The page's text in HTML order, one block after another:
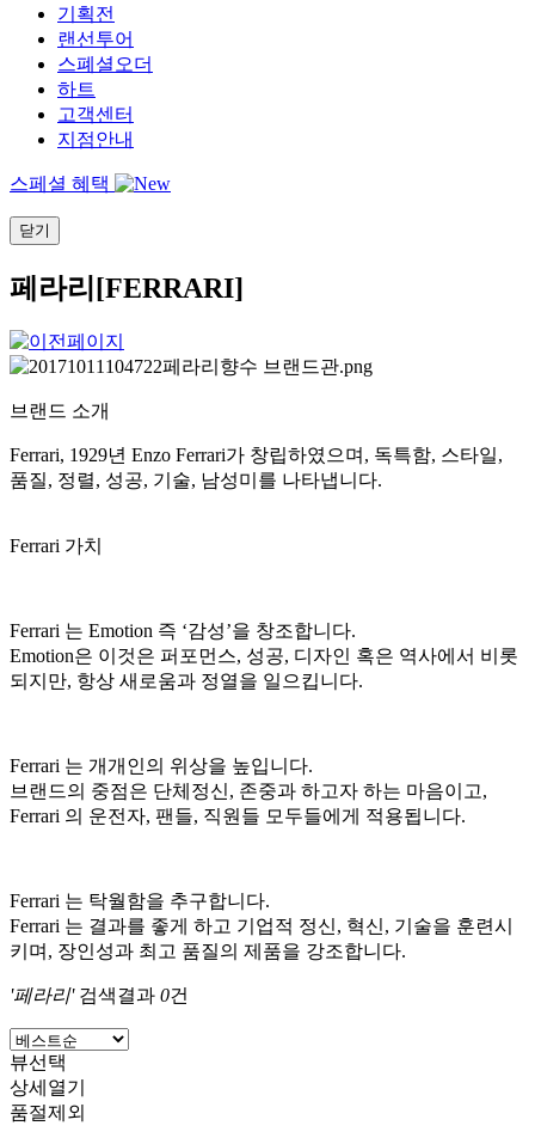
기획전
랜선투어
스폐셜오더
하트
고객센터
지점안내
스페셜 혜택
닫기
페라리[FERRARI]
브랜드 소개
Ferrari, 1929년 Enzo Ferrari가 창립하였으며, 독특함, 스타일,
품질, 정렬, 성공, 기술, 남성미를 나타냅니다.
Ferrari 가치
Ferrari 는 Emotion 즉 ‘감성’을 창조합니다.
Emotion은 이것은 퍼포먼스, 성공, 디자인 혹은 역사에서 비롯
되지만, 항상 새로움과 정열을 일으킵니다.
Ferrari 는 개개인의 위상을 높입니다.
브랜드의 중점은 단체정신, 존중과 하고자 하는 마음이고,
Ferrari 의 운전자, 팬들, 직원들 모두들에게 적용됩니다.
Ferrari 는 탁월함을 추구합니다.
Ferrari 는 결과를 좋게 하고 기업적 정신, 혁신, 기술을 훈련시
키며, 장인성과 최고 품질의 제품을 강조합니다.
'페라리'검색결과 0건
뷰선택
상세열기
품절제외